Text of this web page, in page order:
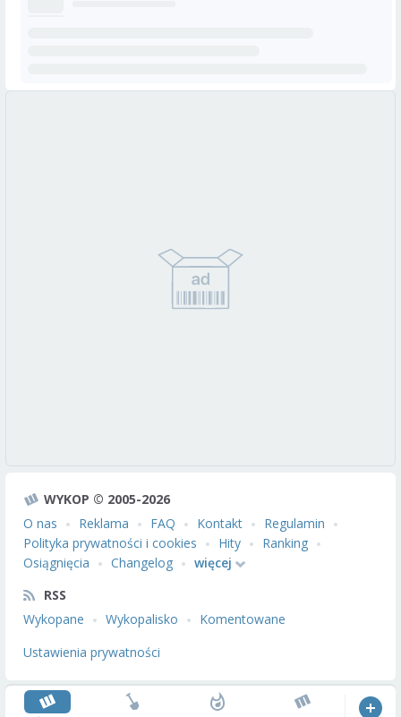
WYKOP © 2005-2026
O nas
Reklama FAQ Kontakt
Regulamin
Polityka prywatności i cookies
Hity
Ranking
Osiągnięcia
Changelog
więcej
RSS
Wykopane
Wykopalisko
Komentowane
Ustawienia prywatności